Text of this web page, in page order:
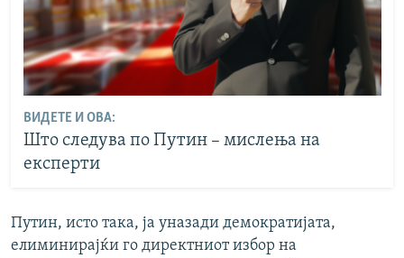
ВИДЕТЕ И ОВА:
Што следува по Путин – мислења на
експерти
Путин, исто така, ја уназади демократијата,
елиминирајќи го директниот избор на